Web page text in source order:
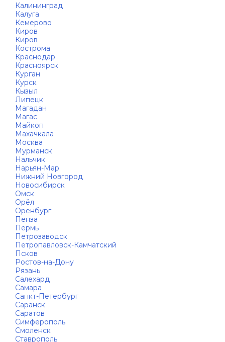
Калининград
Калуга
Кемерово
Киров
Киров
Кострома
Краснодар
Красноярск
Курган
Курск
Кызыл
Липецк
Магадан
Магас
Майкоп
Махачкала
Москва
Мурманск
Нальчик
Нарьян-Мар
Нижний Новгород
Новосибирск
Омск
Орёл
Оренбург
Пенза
Пермь
Петрозаводск
Петропавловск-Камчатский
Псков
Ростов-на-Дону
Рязань
Салехард
Самара
Санкт-Петербург
Саранск
Саратов
Симферополь
Смоленск
Ставрополь